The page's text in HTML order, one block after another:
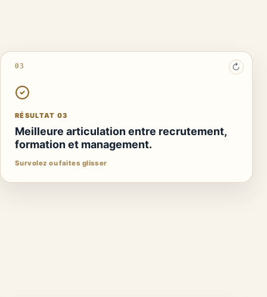
↻
03
RÉSULTAT 03
Meilleure articulation entre recrutement,
formation et management.
Survolez ou faites glisser
Plan RH priorisé avec indicateurs.
Une mise en œuvre suivie par une décision humaine